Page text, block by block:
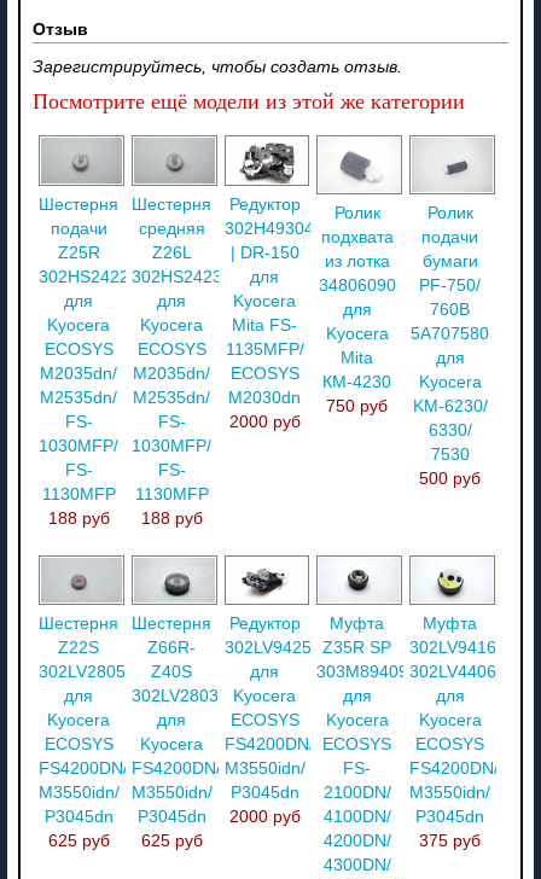
Отзыв
Зарегистрируйтесь, чтобы создать отзыв.
Посмотрите ещё модели из этой же категории
Шестерня
подачи
Z25R
302HS24220
для
Kyocera
ECOSYS
M2035dn/
M2535dn/
FS-
1030MFP/
FS-
1130MFP
188 руб
Шестерня
средняя
Z26L
302HS24230
для
Kyocera
ECOSYS
M2035dn/
M2535dn/
FS-
1030MFP/
FS-
1130MFP
188 руб
Редуктор
302H493040
| DR-150
для
Kyocera
Mita FS-
1135MFP/
ECOSYS
M2030dn
2000 руб
Ролик
подхвата
из лотка
34806090
для
Kyocera
Mita
КМ-4230
750 руб
Ролик
подачи
бумаги
PF-750/
760B
5A707580
для
Kyocera
KM-6230/
6330/
7530
500 руб
Шестерня
Z22S
302LV28050
для
Kyocera
ECOSYS
FS4200DN/
M3550idn/
P3045dn
625 руб
Шестерня
Z66R-
Z40S
302LV28030
для
Kyocera
FS4200DN/
M3550idn/
P3045dn
625 руб
Редуктор
302LV94250
для
Kyocera
ECOSYS
FS4200DN/
M3550idn/
P3045dn
2000 руб
Муфта
Z35R SP
303M894090
для
Kyocera
ECOSYS
FS-
2100DN/
4100DN/
4200DN/
4300DN/
Муфта
302LV94160
302LV44061
для
Kyocera
ECOSYS
FS4200DN/
M3550idn/
P3045dn
375 руб